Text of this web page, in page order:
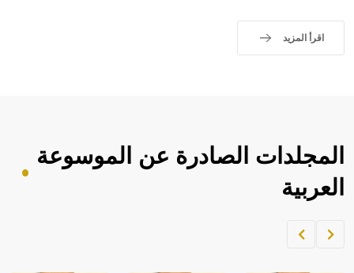
اقرأ المزيد
المجلدات الصادرة عن الموسوعة
العربية